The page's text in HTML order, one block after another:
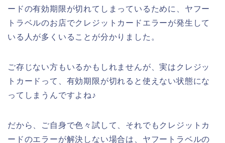
ードの有効期限が切れてしまっているために、ヤフー
トラベルのお店でクレジットカードエラーが発生して
いる人が多くいることが分かりました。
ご存じない方もいるかもしれませんが、実はクレジッ
トカードって、有効期限が切れると使えない状態にな
ってしまうんですよね♪
だから、ご自身で色々試して、それでもクレジットカ
ードのエラーが解決しない場合は、ヤフートラベルの